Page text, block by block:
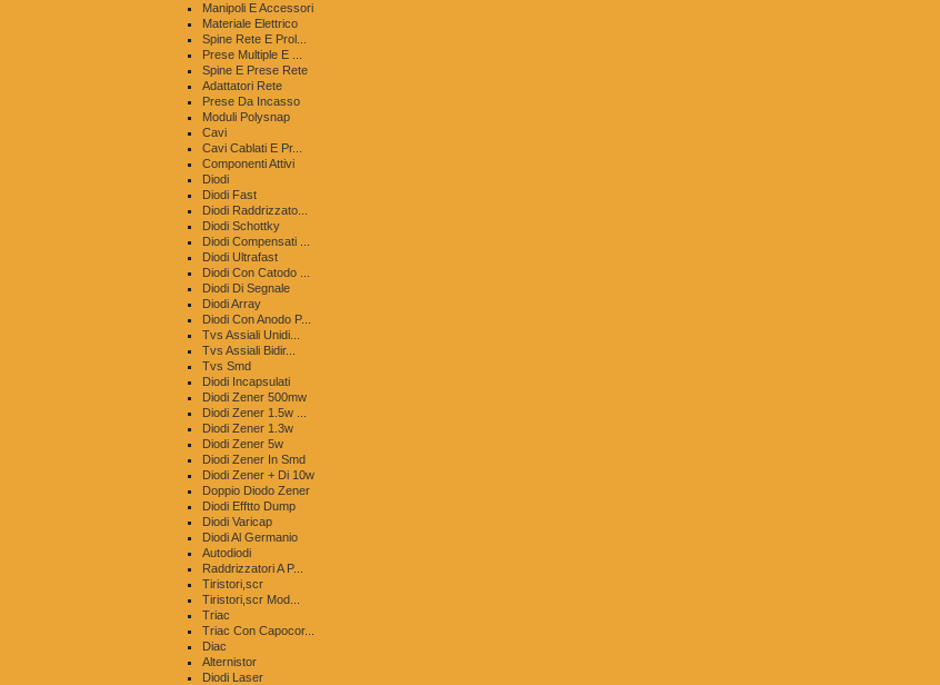
Manipoli E Accessori
Materiale Elettrico
Spine Rete E Prol...
Prese Multiple E ...
Spine E Prese Rete
Adattatori Rete
Prese Da Incasso
Moduli Polysnap
Cavi
Cavi Cablati E Pr...
Componenti Attivi
Diodi
Diodi Fast
Diodi Raddrizzato...
Diodi Schottky
Diodi Compensati ...
Diodi Ultrafast
Diodi Con Catodo ...
Diodi Di Segnale
Diodi Array
Diodi Con Anodo P...
Tvs Assiali Unidi...
Tvs Assiali Bidir...
Tvs Smd
Diodi Incapsulati
Diodi Zener 500mw
Diodi Zener 1.5w ...
Diodi Zener 1.3w
Diodi Zener 5w
Diodi Zener In Smd
Diodi Zener + Di 10w
Doppio Diodo Zener
Diodi Efftto Dump
Diodi Varicap
Diodi Al Germanio
Autodiodi
Raddrizzatori A P...
Tiristori,scr
Tiristori,scr Mod...
Triac
Triac Con Capocor...
Diac
Alternistor
Diodi Laser